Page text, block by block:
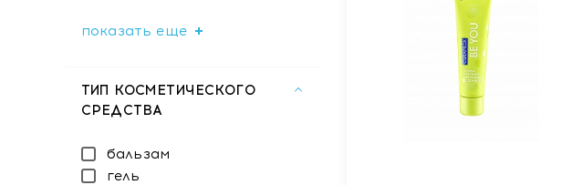
показать еще
ТИП КОСМЕТИЧЕСКОГО
СРЕДСТВА
бальзам
гель